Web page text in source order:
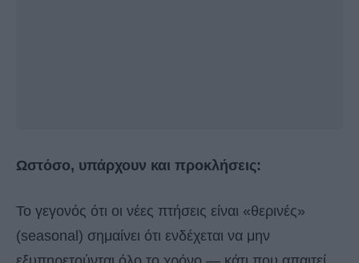
Ωστόσο, υπάρχουν και προκλήσεις:
Το γεγονός ότι οι νέες πτήσεις είναι «θερινές»
(seasonal) σημαίνει ότι ενδέχεται να μην